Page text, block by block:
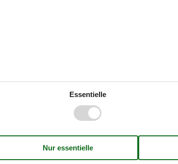
haben Kommentare auf Deutsch
Kommentar in einer anderen Sprache.
2
Gartenmöbel
Kostenloser Parkplatz auf dem Gelände
Essentielle